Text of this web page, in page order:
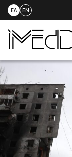
Skip
to
content
ΕΛ EN